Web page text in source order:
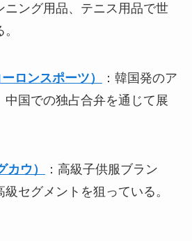
ニング用品、テニス用品で世
ロンスポーツ）
：韓国発のア
中国での独占合弁を通じて展
ウ）
：高級子供服ブラン
級セグメントを狙っている。